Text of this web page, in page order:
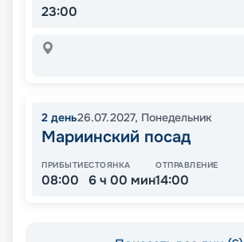
23:00
2 день26.07.2027, Понедельник
Мариинский посад
ПРИБЫТИЕ
08:00
СТОЯНКА
6 ч 00 мин
ОТПРАВЛЕНИЕ
14:00